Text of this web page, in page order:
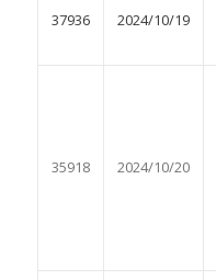
37936 2024/10/19
35918 2024/10/20